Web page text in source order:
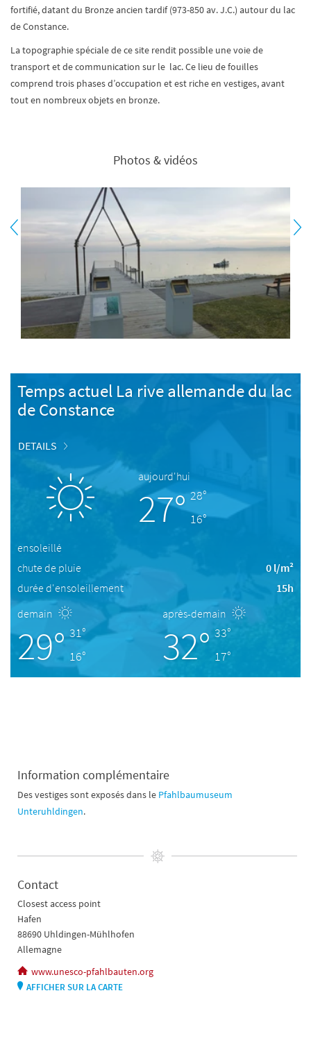
fortifié, datant du Bronze ancien tardif (973-850 av. J.C.) autour du lac
de Constance.
La topographie spéciale de ce site rendit possible une voie de
transport et de communication sur le lac. Ce lieu de fouilles
comprend trois phases d’occupation et est riche en vestiges, avant
tout en nombreux objets en bronze.
Photos & vidéos
Temps actuel La rive allemande du lac
de Constance
DETAILS
aujourd'hui
27° 28°
16°
ensoleillé
chute de pluie
0 l/m²
durée d'ensoleillement
15h
demain
29° 31°
16°
après-demain
32° 33°
17°
Information complémentaire
Des vestiges sont exposés dans le Pfahlbaumuseum
Unteruhldingen.
Contact
Closest access point
Hafen
88690 Uhldingen-Mühlhofen
Allemagne
www.unesco-pfahlbauten.org
AFFICHER SUR LA CARTE